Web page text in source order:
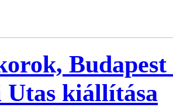
Budapest
kiállítása